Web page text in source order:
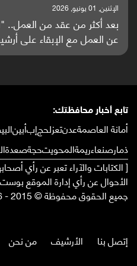
الإثنين, 25 مايو, 2026
باحثون من اليمن يدخلون
واعدة منشورة عالميا (ترجمة)
تابع أخبار محافظتك:
أمانة العاصمةعدنتعزلحجإبأبين
ذمارصنعاءريمةالمحويتحجةصعدة
[ الكتابات والآراء تعبر عن رأي
الأحوال عن رأي إدارة الموقع
جميع الحقوق محفوظة © 2015 - 2026
إتصل بنا الأرشيف
من نحن